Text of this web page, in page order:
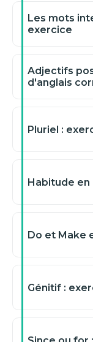
Les mots
exercice
Adjectifs
d'anglais
Pluriel :
Habitude en
Do et Make
Génitif :